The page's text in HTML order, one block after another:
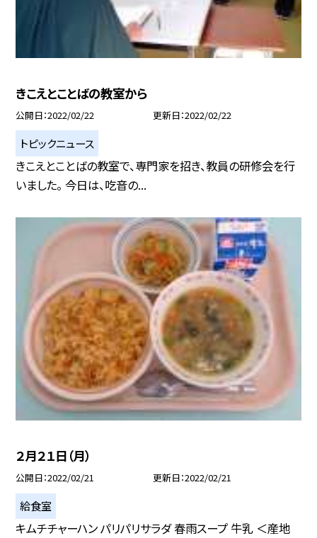
きこえとことばの教室から
公開日 2022/02/22 更新日 2022/02/22
トピックニュース
きこえとことばの教室で、専門家を招き、教員の研修会を行
いました。 今日は、吃音の...
２月２１日（月）
公開日 2022/02/21 更新日 2022/02/21
給食室
キムチチャーハン パリパリサラダ 春雨スープ 牛乳 ＜産地